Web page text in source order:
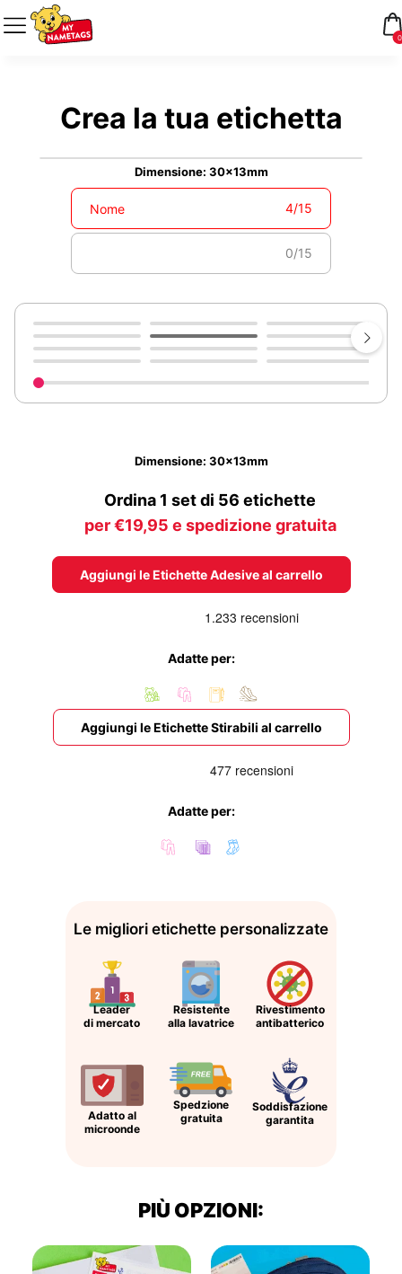
0
Crea la tua etichetta
Dimensione: 30x13mm
4/15
0/15
Dimensione: 30x13mm
Ordina 1 set di 56 etichette
per €19,95 e spedizione gratuita
Aggiungi le Etichette Adesive al carrello
Adatte per:
Aggiungi le Etichette Stirabili al carrello
Adatte per:
Le migliori etichette personalizzate
Leader
di mercato
Resistente
alla lavatrice
Rivestimento
antibatterico
Adatto al
microonde
Spedzione
gratuita
Soddisfazione
garantita
PIÙ OPZIONI: